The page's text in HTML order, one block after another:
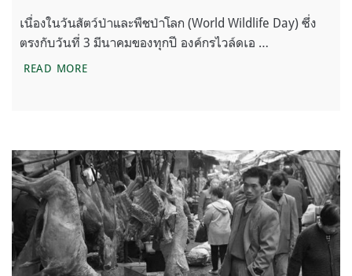
เนื่องในวันสัตว์ป่าและพืชป่าโลก (World Wildlife Day) ซึ่ง
ตรงกับวันที่ 3 มีนาคมของทุกปี องค์กรไวล์ดเอ …
READ MOREร่วมหยุดยั้งการค้าสัตว์ป่าผิดกฎหมาย บนโลกออนไลน์